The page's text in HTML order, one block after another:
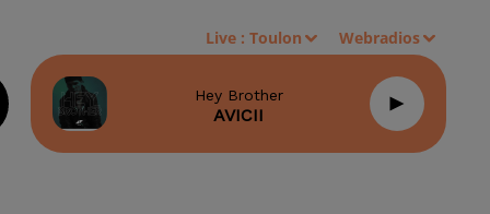
Live :Toulon Webradios
Hey Brother
AVICII